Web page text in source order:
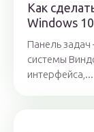
Как
Windows 10
Панель
системы
интерфейса,...